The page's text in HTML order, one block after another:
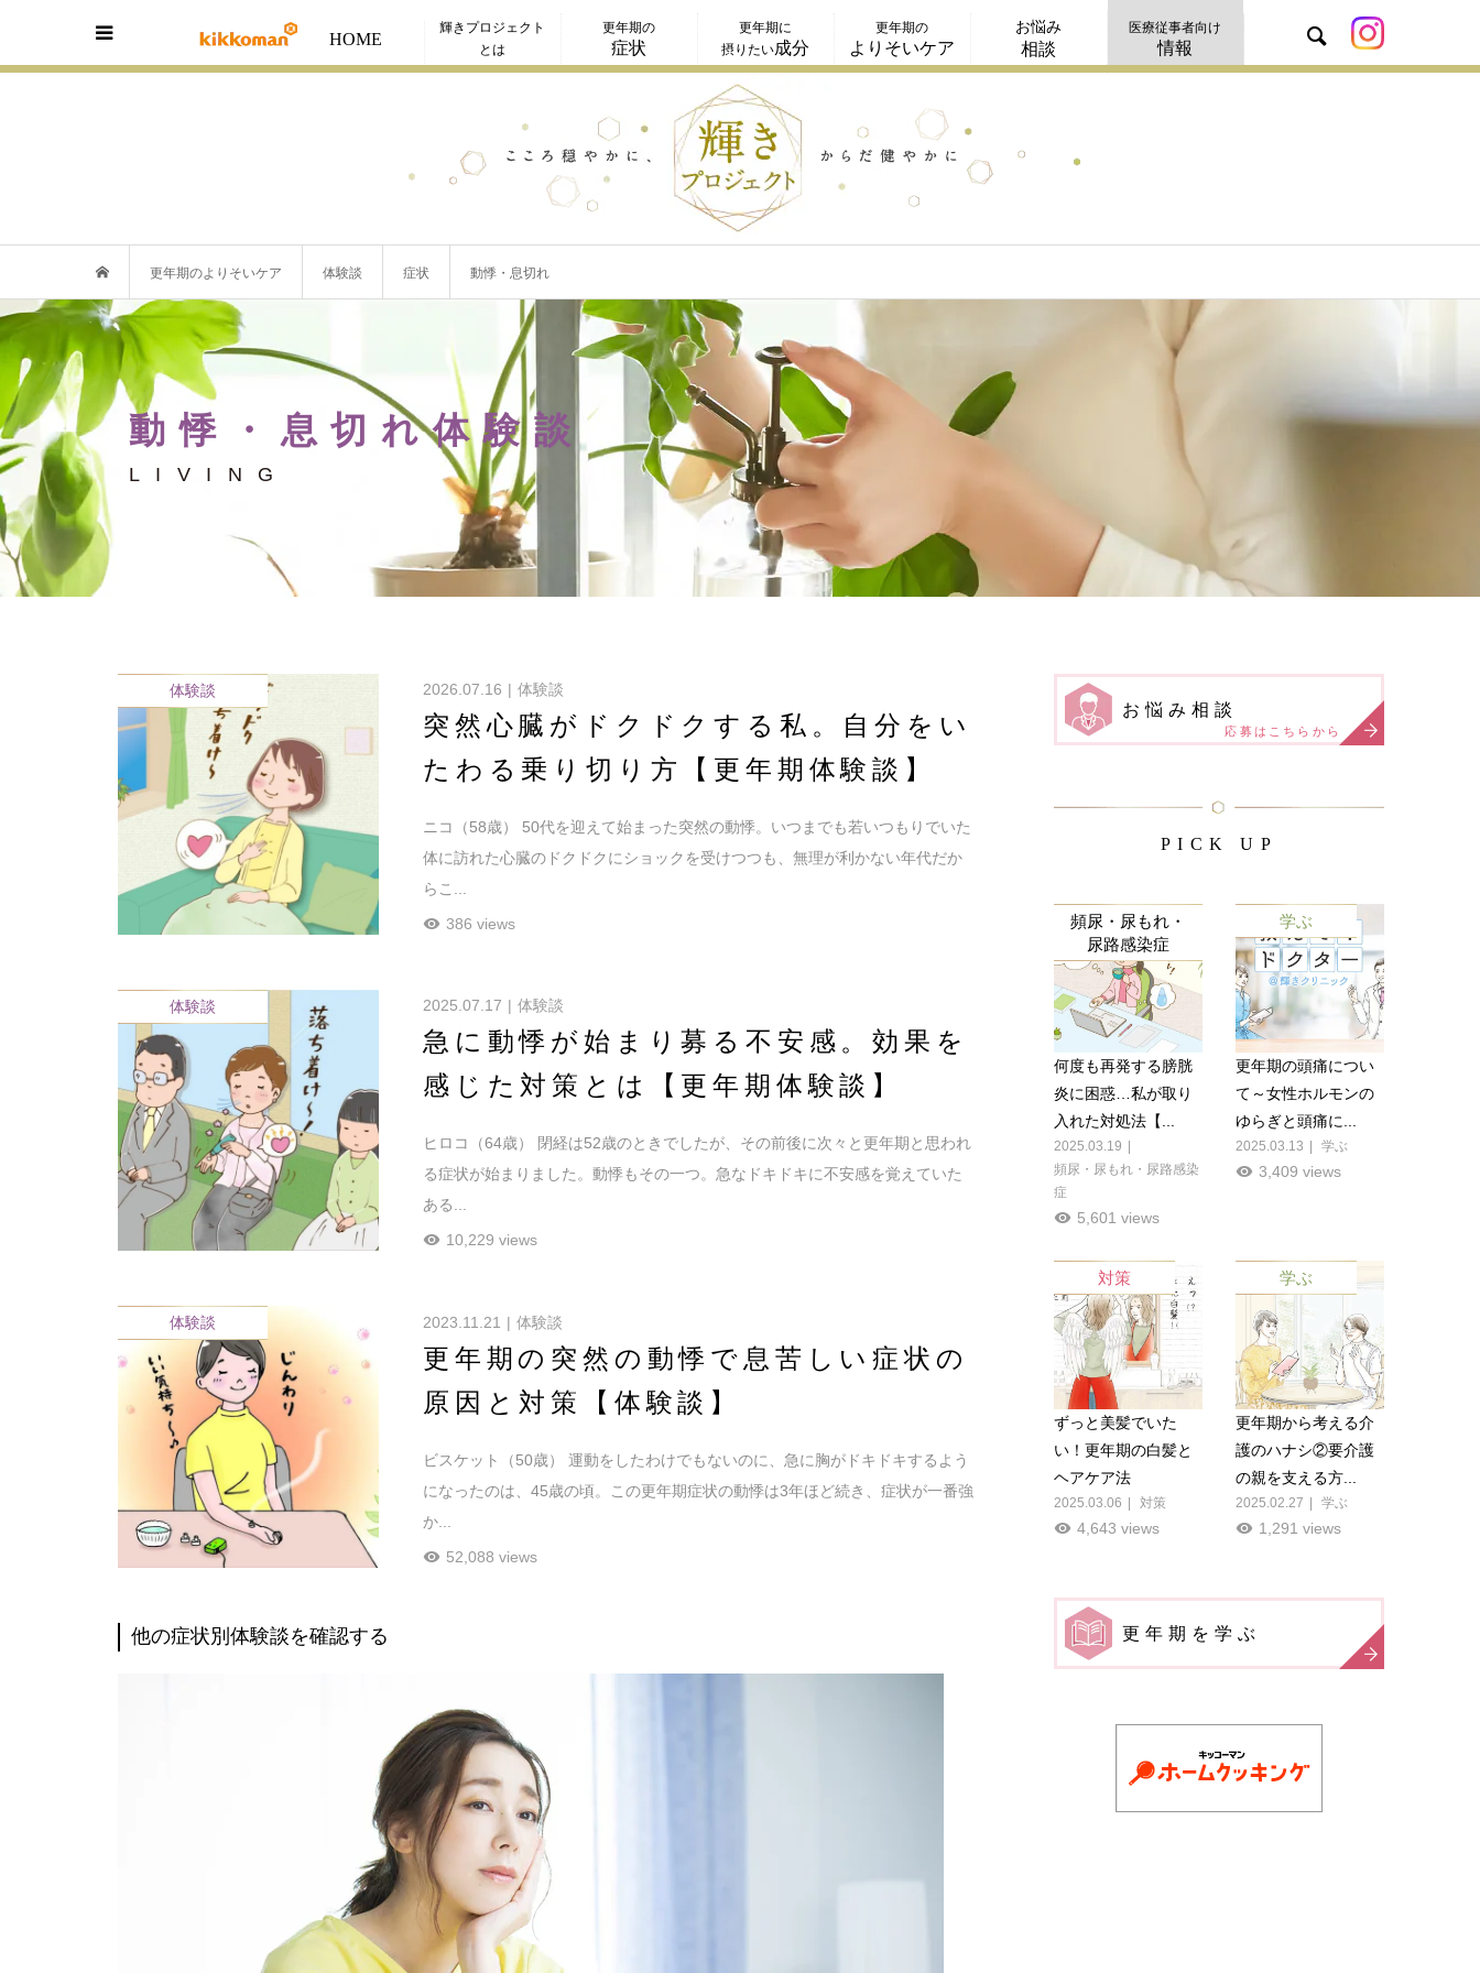
HOME
輝きプロジェクト
とは
更年期の
症状
更年期に
摂りたい成分
更年期の
よりそいケア
お悩み
相談
医療従事者向け
情報
更年期のよりそいケア 体験談 症状 動悸・息切れ
動悸・息切れ体験談
LIVING
体験談 2026.07.16 体験談
突然心臓がドクドクする私。自分をい
たわる乗り切り方【更年期体験談】
ニコ（58歳） 50代を迎えて始まった突然の動悸。いつまでも若いつもりでいた
体に訪れた心臓のドクドクにショックを受けつつも、無理が利かない年代だか
らこ...
386 views
体験談 2025.07.17 体験談
急に動悸が始まり募る不安感。効果を
感じた対策とは【更年期体験談】
ヒロコ（64歳） 閉経は52歳のときでしたが、その前後に次々と更年期と思われ
る症状が始まりました。動悸もその一つ。急なドキドキに不安感を覚えていた
ある...
10,229 views
体験談 2023.11.21 体験談
更年期の突然の動悸で息苦しい症状の
原因と対策【体験談】
ビスケット（50歳） 運動をしたわけでもないのに、急に胸がドキドキするよう
になったのは、45歳の頃。この更年期症状の動悸は3年ほど続き、症状が一番強
か...
52,088 views
他の症状別体験談を確認する
お悩み相談
応募はこちらから
PICK UP
頻尿・尿もれ・
尿路感染症
何度も再発する膀胱
炎に困惑…私が取り
入れた対処法【...
2025.03.19
頻尿・尿もれ・尿路感染
症
5,601 views
学ぶ
更年期の頭痛につい
て～女性ホルモンの
ゆらぎと頭痛に...
2025.03.13 学ぶ
3,409 views
対策
ずっと美髪でいた
い！更年期の白髪と
ヘアケア法
2025.03.06 対策
4,643 views
学ぶ
更年期から考える介
護のハナシ②要介護
の親を支える方...
2025.02.27 学ぶ
1,291 views
更年期を学ぶ